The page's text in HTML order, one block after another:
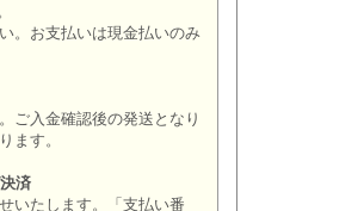
。お支払いは現金払いのみ
ご入金確認後の発送となり
ます。
済
いたします。「支払い番